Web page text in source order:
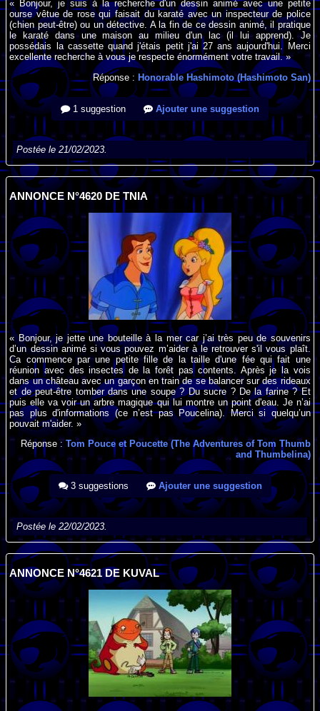
« Bonjour, je suis à la recherche d'un dessin animé avec une petite
ourse vêtue de rose qui faisait du karaté avec un inspecteur de police
(chien peut-être) ou un détective. A la fin de ce dessin animé, il pratique
le karaté dans une maison au milieu d'un lac (il lui apprend). Je
possédais la cassette quand j'étais petit j'ai 27 ans aujourd'hui. Merci
excellente recherche à vous je respecte énormément votre travail. »
Réponse : Honorable Hashimoto (Hashimoto San)
1 suggestion Ajouter une suggestion
Postée le 21/02/2023.
ANNONCE N°4620 DE TNIA
« Bonjour, je jette une bouteille à la mer car j’ai très peu de souvenirs
d’un dessin animé si vous pouvez m’aider à le retrouver s'il vous plaît.
Ca commence par une petite fille de la taille d'une fée qui fait une
réunion avec des insectes de la forêt pas contents. Après je la vois
dans un château avec un garçon en train de se balancer sur des rideaux
et de peut-être tomber dans une soupe ? Du sucre ? De la farine ? Et
puis elle va voir un arbre magique qui lui montre un point d'eau. Je n’ai
pas plus d'informations (ce n’est pas Poucelina). Merci si quelqu’un
pouvait m'aider. »
Réponse : Tom Pouce et Poucette (The Adventures of Tom Thumb
and Thumbelina)
3 suggestions Ajouter une suggestion
Postée le 22/02/2023.
ANNONCE N°4621 DE KUVAL